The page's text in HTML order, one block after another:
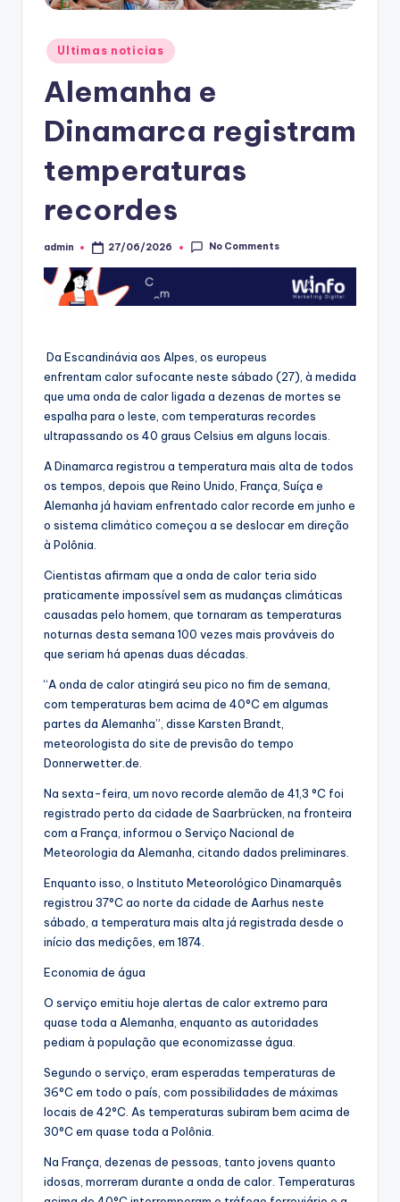
Posted
in
Ultimas noticias
Alemanha e
Dinamarca registram
temperaturas
recordes
Posted
admin 27/06/2026 No Comments
Da Escandinávia aos Alpes, os europeus
enfrentam calor sufocante neste sábado (27), à medida
que uma onda de calor ligada a dezenas de mortes se
espalha para o leste, com temperaturas recordes
ultrapassando os 40 graus Celsius em alguns locais.
A Dinamarca registrou a temperatura mais alta de todos
os tempos, depois que Reino Unido, França, Suíça e
Alemanha já haviam enfrentado calor recorde em junho e
o sistema climático começou a se deslocar em direção
à Polônia.
Cientistas afirmam que a onda de calor teria sido
praticamente impossível sem as mudanças climáticas
causadas pelo homem, que tornaram as temperaturas
noturnas desta semana 100 vezes mais prováveis do
que seriam há apenas duas décadas.
“A onda de calor atingirá seu pico no fim de semana,
com temperaturas bem acima de 40°C em algumas
partes da Alemanha”, disse Karsten Brandt,
meteorologista do site de previsão do tempo
Donnerwetter.de.
Na sexta-feira, um novo recorde alemão de 41,3 °C foi
registrado perto da cidade de Saarbrücken, na fronteira
com a França, informou o Serviço Nacional de
Meteorologia da Alemanha, citando dados preliminares.
Enquanto isso, o Instituto Meteorológico Dinamarquês
registrou 37°C ao norte da cidade de Aarhus neste
sábado, a temperatura mais alta já registrada desde o
início das medições, em 1874.
Economia de água
O serviço emitiu hoje alertas de calor extremo para
quase toda a Alemanha, enquanto as autoridades
pediam à população que economizasse água.
Segundo o serviço, eram esperadas temperaturas de
36°C em todo o país, com possibilidades de máximas
locais de 42°C. As temperaturas subiram bem acima de
30°C em quase toda a Polônia.
Na França, dezenas de pessoas, tanto jovens quanto
idosas, morreram durante a onda de calor. Temperaturas